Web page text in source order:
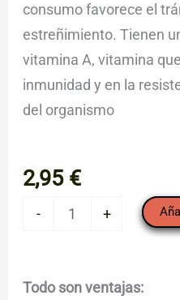
consumo favorece el
estreñimiento. Tienen
vitamina A, vitamina
inmunidad y en la
del organismo
2,95 €
- +
Todo son ventajas: